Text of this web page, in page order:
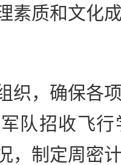
素质和文化
，确保各项
队招收飞
，制定周密